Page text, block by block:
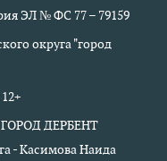
ЭЛ № ФС 77 – 79159
округа "город
ГОРОД ДЕРБЕНТ
- Касимова Наида